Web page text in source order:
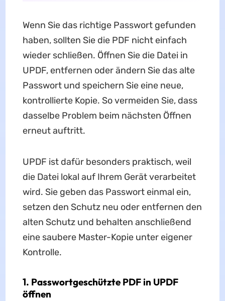
Wenn Sie das richtige Passwort gefunden
haben, sollten Sie die PDF nicht einfach
wieder schließen. Öffnen Sie die Datei in
UPDF, entfernen oder ändern Sie das alte
Passwort und speichern Sie eine neue,
kontrollierte Kopie. So vermeiden Sie, dass
dasselbe Problem beim nächsten Öffnen
erneut auftritt.
UPDF ist dafür besonders praktisch, weil
die Datei lokal auf Ihrem Gerät verarbeitet
wird. Sie geben das Passwort einmal ein,
setzen den Schutz neu oder entfernen den
alten Schutz und behalten anschließend
eine saubere Master-Kopie unter eigener
Kontrolle.
1. Passwortgeschützte PDF in UPDF
öffnen